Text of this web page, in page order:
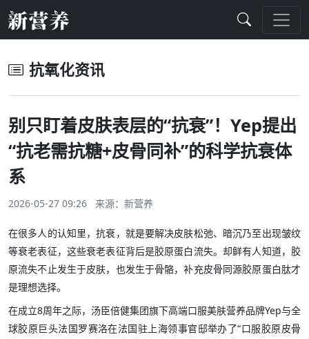
抗氧化资讯
别只盯着皮肤表层的“抗衰”！Yep提出
“抗老需抗糖+皮骨同补”的科学抗衰体
系
2026-05-27 09:26 来源： 新营养
在很多人的认知里，抗衰，就是要解决皮肤松弛、暗沉乃至出现皱纹
等衰老表征，这些衰老表征背后是胶原蛋白流失。却鲜有人知道，胶
原流失不止发生于皮肤，也发生于骨骼，补充皮骨同源胶原蛋白肽才
是理想选择。
在成立8周年之际，汤臣倍健集团旗下高端口服美肤营养品牌Yep与全
球胶原巨头法国罗赛洛在法国驻上海领事官邸举办了“口服胶原皮骨